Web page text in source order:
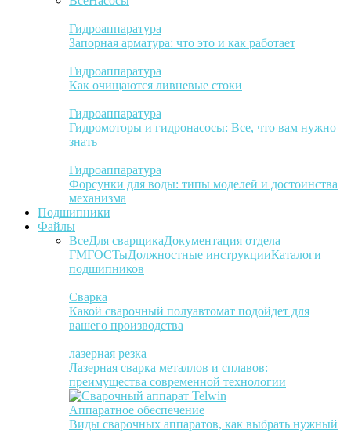
Гидроаппаратура
Запорная арматура: что это и как работает
Гидроаппаратура
Как очищаются ливневые стоки
Гидроаппаратура
Гидромоторы и гидронасосы: Все, что вам нужно
знать
Гидроаппаратура
Форсунки для воды: типы моделей и достоинства
механизма
Подшипники
Файлы
ВсеДля сварщикаДокументация отдела
ГМГОСТыДолжностные инструкцииКаталоги
подшипников
Сварка
Какой сварочный полуавтомат подойдет для
вашего производства
лазерная резка
Лазерная сварка металлов и сплавов:
преимущества современной технологии
Аппаратное обеспечение
Виды сварочных аппаратов, как выбрать нужный